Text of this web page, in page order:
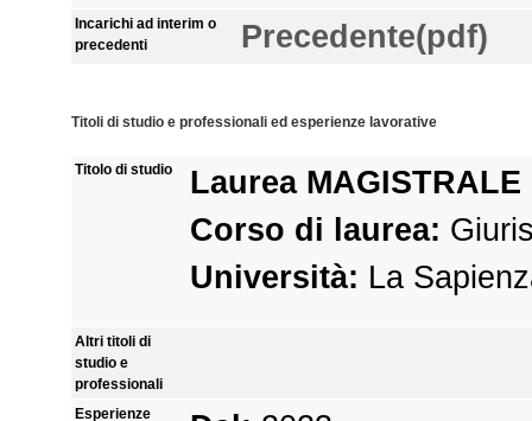
Incarichi ad interim o
precedenti
Precedente(pdf)
Titoli di studio e professionali ed esperienze lavorative
Titolo di studio
Laurea MAGISTRALE
Corso di laurea:
Università: La
Altri titoli di
studio e
professionali
Esperienze